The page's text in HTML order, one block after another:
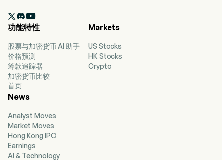

功能特性
股票与加密货币 AI 助手
价格预测
筹款追踪器
加密货币比较
首页
Markets
US Stocks
HK Stocks
Crypto
News
Analyst Moves
Market Moves
Hong Kong IPO
Earnings
AI & Technology